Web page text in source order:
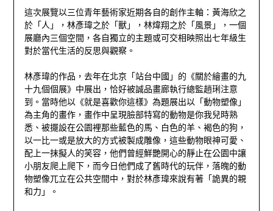
這次展覽以三位青年藝術家近期各自的創作主軸：黃海欣之
於「人」，林彥瑋之於「獸」，林煒翔之於「風景」，一個
展廳內三個空間，各自獨立的主題或可交相映照出七年級生
對於當代生活的反思與觀察。
林彥瑋的作品，去年在北京「站台中國」的《關於繪畫的九
十九個個展》中展出，恰好被誠品畫廊執行總監趙琍注意
到。當時他以《就是喜歡你這樣》為題展出以「動物塑像」
為主角的畫作，畫作中呈現臉部特寫的動物是你我兒時熟
悉、被擺設在公園裡那些藍色的馬、白色的羊、褐色的狗，
以一比一或是放大的方式被製成雕像，這些動物眼神可愛、
配上一抹擬人的笑容，他們曾經鮮艷開心的靜止在公園中讓
小朋友爬上爬下，而今日他們成了舊時代的玩伴，落魄的動
物塑像兀立在公共空間中，對於林彥瑋來說有著「詭異的親
和力」。